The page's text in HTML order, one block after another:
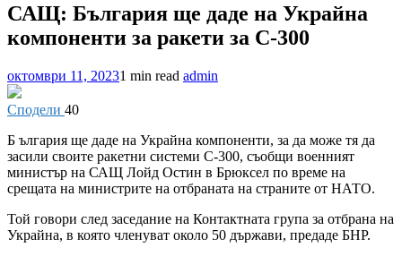
САЩ: България ще даде на Украйна
компоненти за ракети за С-300
октомври 11, 20231 min read admin
Сподели 40
Б ългария ще даде на Украйна компоненти, за да може тя да
засили своите ракетни системи С-300, съобщи военният
министър на САЩ Лойд Остин в Брюксел по време на
срещата на министрите на отбраната на страните от НАТО.
Той говори след заседание на Контактната група за отбрана на
Украйна, в която членуват около 50 държави, предаде БНР.